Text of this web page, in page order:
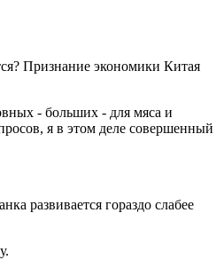
Признание экономики Китая
- больших - для мяса и
я в этом деле совершенный
развивается гораздо слабее